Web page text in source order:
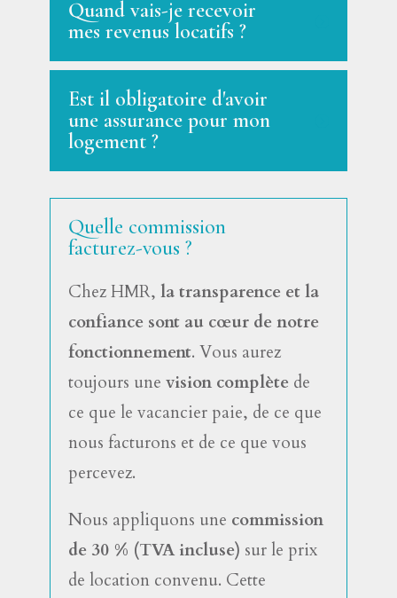
Quand vais-je recevoir
mes revenus locatifs ?
Est il obligatoire d'avoir
une assurance pour mon
logement ?
Quelle commission
facturez-vous ?
Chez HMR,la transparence et la
confiance sont au cœur de notre
fonctionnement. Vous aurez
toujours unevision complète de
ce que le vacancier paie, de ce que
nous facturons et de ce que vous
percevez.
Nous appliquons une commission
de 30 % (TVA incluse) sur le prix
de location convenu. Cette